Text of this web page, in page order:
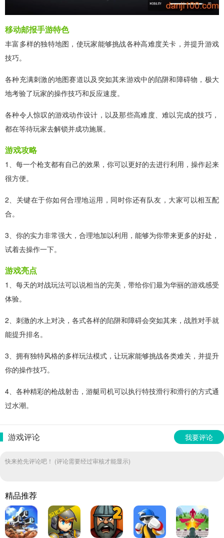
移动邮报手游特色
丰富多样的独特地图，使玩家能够挑战各种高难度关卡，并提升游戏
技巧。
各种充满刺激的地图赛道以及突如其来游戏中的陷阱和障碍物，极大
地考验了玩家的操作技巧和反应速度。
各种令人惊叹的游戏动作设计，以及那些高难度、难以完成的技巧，
都在等待玩家去解锁并成功施展。
游戏攻略
1、每一个枪支都有自己的效果，你可以更好的去进行利用，操作起来
很方便。
2、关键在于你如何合理地运用，同时你还有队友，大家可以相互配
合。
3、你的实力非常强大，合理地加以利用，能够为你带来更多的好处，
试着去操作一下。
游戏亮点
1、每天的对战玩法可以说相当的完美，带给你们最为华丽的游戏感受
体验。
2、刺激的水上对决，各式各样的陷阱和障碍会突如其来，战胜对手就
能提升排名。
3、拥有独特风格的多样玩法模式，让玩家能够挑战各类难关，并提升
你的操作技巧。
4、各种精彩的枪战射击，游艇司机可以执行特技滑行和滑行的方式通
过水潮。
游戏评论 我要评论
快来抢先评论吧！ (评论需要经过审核才能显示)
精品推荐